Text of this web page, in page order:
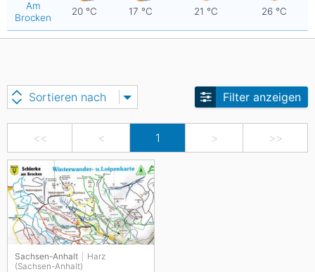
Am
Brocken
20 °C 17 °C 21 °C 26 °C
<< < 1 > >>
Sortieren nach Filter anzeigen
Sachsen-Anhalt
Harz
(Sachsen-Anhalt)